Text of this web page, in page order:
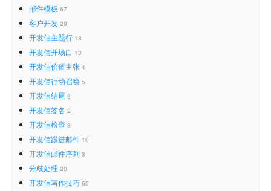
邮件模板 67
客户开发 29
开发信主题行 18
开发信开场白 13
开发信价值主张 4
开发信行动召唤 5
开发信结尾 9
开发信签名 2
开发信检查 8
开发信跟进邮件 10
开发信邮件序列 3
分歧处理 20
开发信写作技巧 65